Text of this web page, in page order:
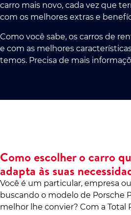
carro mais novo, cada vez que
com os melhores extras e
Como você sabe, os carros de
e com as melhores
temos. Precisa de mais
Como escolher o carro
adapta às suas
Você é um particular, empresa
buscando o modelo de Porsche
melhor lhe convier? Com a Total